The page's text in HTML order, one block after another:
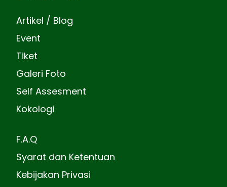
Artikel / Blog
Event
Tiket
Galeri Foto
Self Assesment
Kokologi
F.A.Q
Syarat dan Ketentuan
Kebijakan Privasi